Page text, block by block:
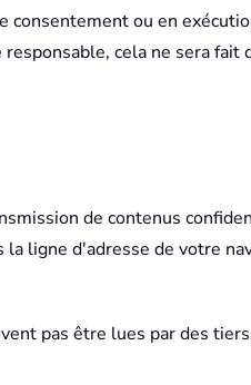
consentement ou en
cela ne sera fait
de contenus
la ligne d'adresse de votre
pas être lues par des